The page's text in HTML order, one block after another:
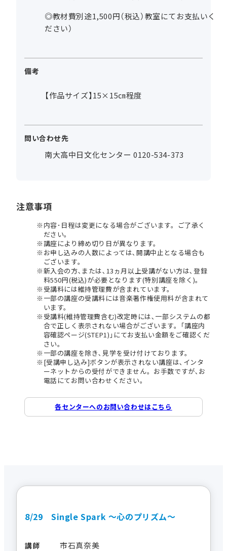
◎教材費別途1,500円（税込）教室にてお支払いく
ださい）
備考
【作品サイズ】15×15㎝程度
問い合わせ先
南大高中日文化センター 0120-534-373
注意事項
内容･日程は変更になる場合がございます。ご了承く
ださい。
講座により締め切り日が異なります。
お申し込みの人数によっては､開講中止となる場合も
ございます。
新入会の方､または､13ヵ月以上受講がない方は､登録
料550円(税込)が必要となります(特別講座を除く)。
受講料には維持管理費が含まれています。
一部の講座の受講料には音楽著作権使用料が含まれて
います。
受講料(維持管理費含む)改定時には､一部システムの都
合で正しく表示されない場合がございます。｢講座内
容確認ページ(STEP1)｣にてお支払い金額をご確認くだ
さい。
一部の講座を除き､見学を受け付けております。
[受講申し込み]ボタンが表示されない講座は､インタ
ーネットからの受付ができません。お手数ですが､お
電話にてお問い合わせください。
各センターへのお問い合わせはこちら
8/29 Single Spark ～心のプリズム～
講師 市石真奈美